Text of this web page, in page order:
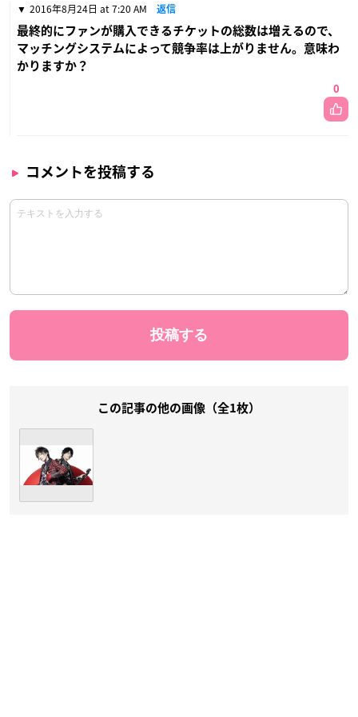
2016年8月24日 at 7:20 AM 返信
最終的にファンが購入できるチケットの総数は増えるので、
マッチングシステムによって競争率は上がりません。意味わ
かりますか？
0
コメントを投稿する
この記事の他の画像（全1枚）